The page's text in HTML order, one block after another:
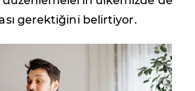
gerektiğini belirtiyor.